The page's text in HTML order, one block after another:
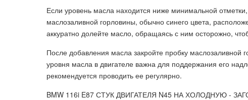
Если уровень масла находится ниже минимальной
маслозаливной горловины, обычно синего цвета,
аккуратно долейте масло, обращаясь с ним осторожно,
После добавления масла закройте пробку
уровня масла в двигателе важна для поддержания его
рекомендуется проводить ее регулярно.
BMW 116i E87 СТУК ДВИГАТЕЛЯ N45 НА ХОЛОДНУЮ -